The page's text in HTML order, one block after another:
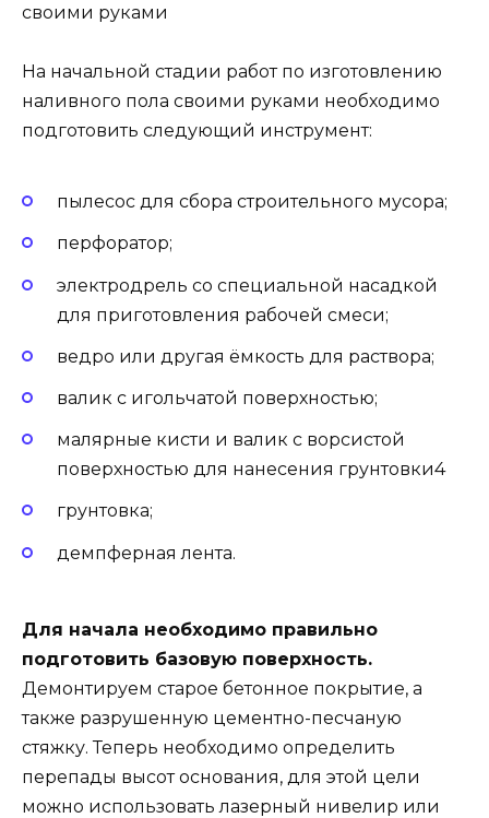
своими руками
На начальной стадии работ по изготовлению
наливного пола своими руками необходимо
подготовить следующий инструмент:
пылесос для сбора строительного мусора;
перфоратор;
электродрель со специальной насадкой
для приготовления рабочей смеси;
ведро или другая ёмкость для раствора;
валик с игольчатой поверхностью;
малярные кисти и валик с ворсистой
поверхностью для нанесения грунтовки4
грунтовка;
демпферная лента.
Для начала необходимо правильно
подготовить базовую поверхность.
Демонтируем старое бетонное покрытие, а
также разрушенную цементно-песчаную
стяжку. Теперь необходимо определить
перепады высот основания, для этой цели
можно использовать лазерный нивелир или